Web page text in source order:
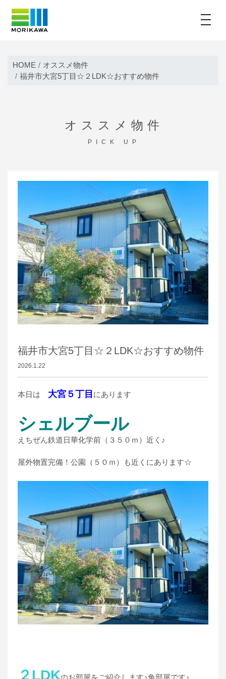
contentHOME
オススメ物件
福井市大宮5丁目☆２LDK☆おすすめ物件
オススメ物件
PICK UP
福井市大宮5丁目☆２LDK☆おすすめ物件
2026.1.22
本日は 大宮５丁目 にあります
シェルブール
えちぜん鉄道日華化学前（３５０ｍ）近く♪
屋外物置完備！公園（５０ｍ）も近くにあります☆
２LDKのお部屋をご紹介します♪角部屋です♪